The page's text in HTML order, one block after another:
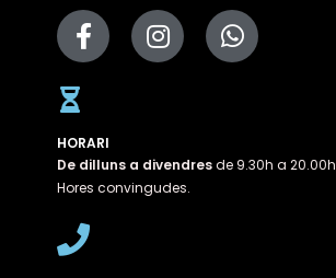
HORARI
De dilluns a divendresde 9.30h a 20.00h
Hores convingudes.